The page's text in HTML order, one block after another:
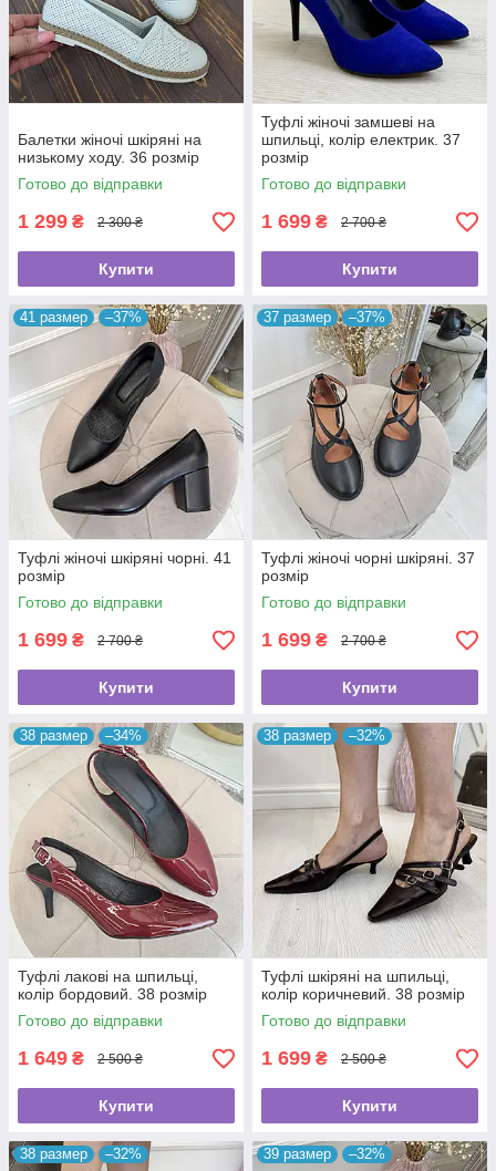
Балетки жіночі шкіряні на
низькому ходу. 36 розмір
Готово до відправки
1 299 ₴ 2 300 ₴
Купити
Туфлі жіночі замшеві на
шпильці, колір електрик. 37
розмір
Готово до відправки
1 699 ₴ 2 700 ₴
Купити
41 размер –37%
Туфлі жіночі шкіряні чорні. 41
розмір
Готово до відправки
1 699 ₴ 2 700 ₴
Купити
37 размер –37%
Туфлі жіночі чорні шкіряні. 37
розмір
Готово до відправки
1 699 ₴ 2 700 ₴
Купити
38 размер –34%
Туфлі лакові на шпильці,
колір бордовий. 38 розмір
Готово до відправки
1 649 ₴ 2 500 ₴
Купити
38 размер –32%
Туфлі шкіряні на шпильці,
колір коричневий. 38 розмір
Готово до відправки
1 699 ₴ 2 500 ₴
Купити
38 размер –32% 39 размер –32%